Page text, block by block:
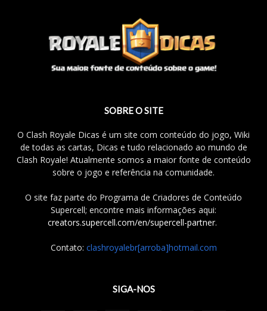
SOBRE O SITE
O Clash Royale Dicas é um site com conteúdo do jogo, Wiki
de todas as cartas, Dicas e tudo relacionado ao mundo de
Clash Royale! Atualmente somos a maior fonte de conteúdo
sobre o jogo e referência na comunidade.
O site faz parte do Programa de Criadores de Conteúdo
Supercell; encontre mais informações aqui:
creators.supercell.com/en/supercell-partner.
Contato: clashroyalebr[arroba]hotmail.com
SIGA-NOS